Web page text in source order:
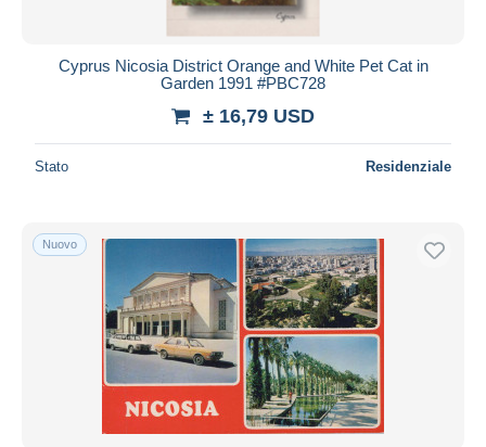
Cyprus Nicosia District Orange and White Pet Cat in
Garden 1991 #PBC728
± 16,79 USD
Stato Residenziale
Nuovo